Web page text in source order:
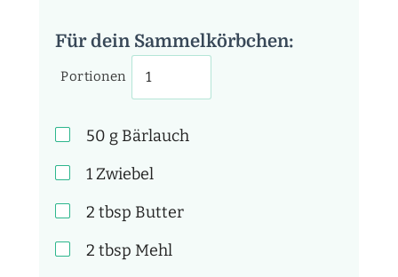
Für dein Sammelkörbchen:
Portionen
50 g Bärlauch
1Zwiebel
2 tbsp Butter
2 tbsp Mehl